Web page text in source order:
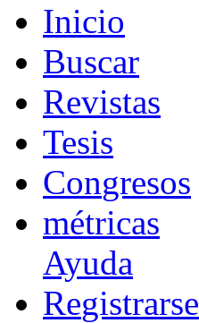
Inicio
Buscar
Revistas
Tesis
Congresos
métricas
Ayuda
Registrarse